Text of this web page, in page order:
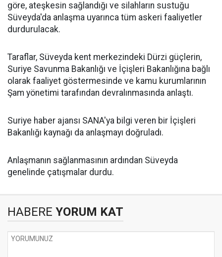
göre, ateşkesin sağlandığı ve silahların sustuğu
Süveyda'da anlaşma uyarınca tüm askeri faaliyetler
durdurulacak.
Taraflar, Süveyda kent merkezindeki Dürzi güçlerin,
Suriye Savunma Bakanlığı ve İçişleri Bakanlığına bağlı
olarak faaliyet göstermesinde ve kamu kurumlarının
Şam yönetimi tarafından devralınmasında anlaştı.
Suriye haber ajansı SANA'ya bilgi veren bir İçişleri
Bakanlığı kaynağı da anlaşmayı doğruladı.
Anlaşmanın sağlanmasının ardından Süveyda
genelinde çatışmalar durdu.
HABERE YORUM KAT